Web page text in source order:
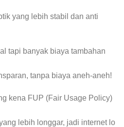
yang lebih stabil dan anti
tapi banyak biaya tambahan
tanpa biaya aneh-aneh!
kena FUP (Fair Usage Policy)
lebih longgar, jadi internet lo